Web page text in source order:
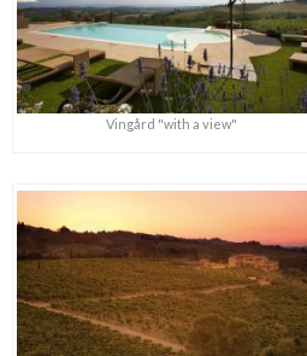
Vingård "with a view"